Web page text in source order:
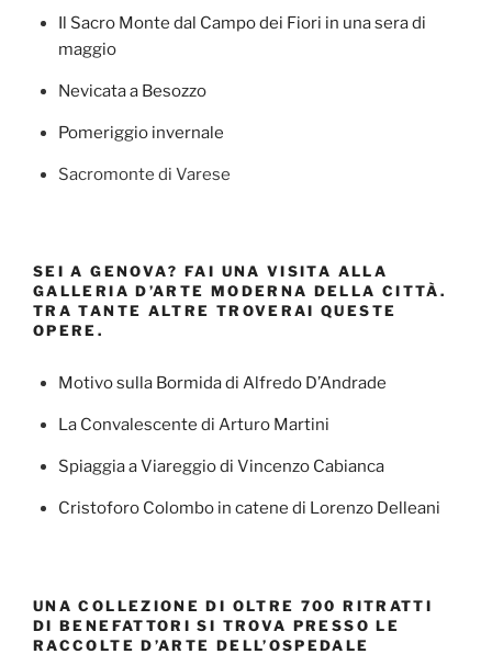
Il Sacro Monte dal Campo dei Fiori in una sera di
maggio
Nevicata a Besozzo
Pomeriggio invernale
Sacromonte di Varese
SEI A GENOVA? FAI UNA VISITA ALLA
GALLERIA D’ARTE MODERNA DELLA CITTÀ.
TRA TANTE ALTRE TROVERAI QUESTE
OPERE.
Motivo sulla Bormida di Alfredo D’Andrade
La Convalescente di Arturo Martini
Spiaggia a Viareggio di Vincenzo Cabianca
Cristoforo Colombo in catene di Lorenzo Delleani
UNA COLLEZIONE DI OLTRE 700 RITRATTI
DI BENEFATTORI SI TROVA PRESSO LE
RACCOLTE D’ARTE DELL’OSPEDALE